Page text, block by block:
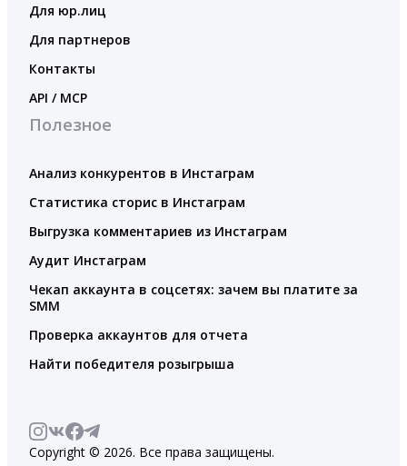
Для юр.лиц
Для партнеров
Контакты
API / MCP
Полезное
Анализ конкурентов в Инстаграм
Статистика сторис в Инстаграм
Выгрузка комментариев из Инстаграм
Аудит Инстаграм
Чекап аккаунта в соцсетях: зачем вы платите за
SMM
Проверка аккаунтов для отчета
Найти победителя розыгрыша
Copyright © 2026. Все права защищены.